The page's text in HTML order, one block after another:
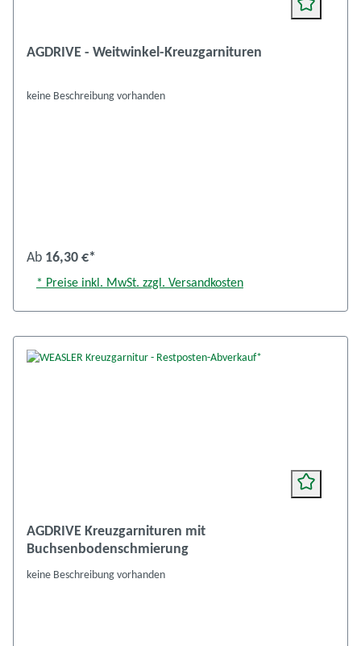
AGDRIVE - Weitwinkel-Kreuzgarnituren
keine Beschreibung vorhanden
Ab 16,30 €*
* Preise inkl. MwSt. zzgl. Versandkosten
AGDRIVE Kreuzgarnituren mit
Buchsenbodenschmierung
keine Beschreibung vorhanden